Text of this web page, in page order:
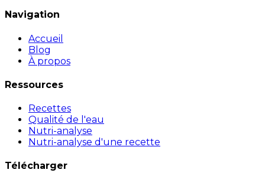
Navigation
Accueil
Blog
À propos
Ressources
Recettes
Qualité de l'eau
Nutri-analyse
Nutri-analyse d'une recette
Télécharger